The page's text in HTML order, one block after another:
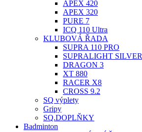
APEX 420
APEX 320
PURE 7
ICQ 110 Ultra
KLUBOVÁ ŘADA
SUPRA 110 PRO
SUPRALIGHT SILVER
DRAGON 3
XT 880
RACER X8
CROSS 9.2
SQ výplety
Gripy
SQ.DOPLŇKY
Badminton